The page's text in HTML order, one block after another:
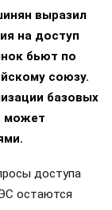
выразил
на доступ
бьют по
союзу.
базовых
может
доступа
остаются